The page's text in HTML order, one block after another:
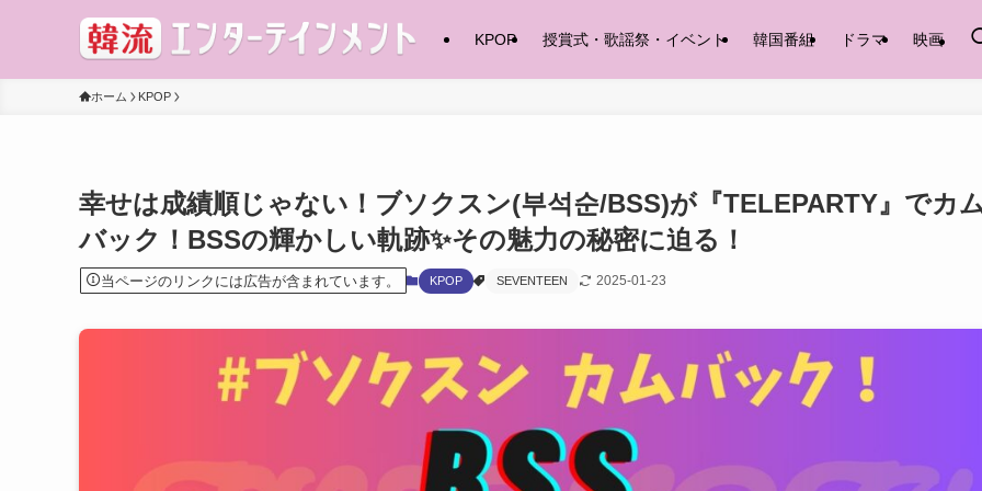
KPOP 授賞式・歌謡祭・イベント 韓国番組 ドラマ 映画
ホーム KPOP
幸せは成績順じゃない！ブソクスン(부석순/BSS)が『TELEPARTY』でカ
バック！BSSの輝かしい軌跡✨その魅力の秘密に迫る！
当ページのリンクには広告が含まれています。 KPOP SEVENTEEN 2025-01-23